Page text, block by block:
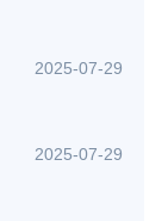
2025-07-29
2025-07-29